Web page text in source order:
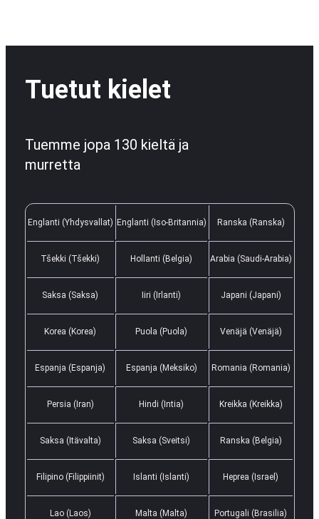
Tuetut kielet
Tuemme jopa 130 kieltä ja
murretta
Englanti (Yhdysvallat) Englanti (Iso-Britannia) Ranska (Ranska)
Tšekki (Tšekki) Hollanti (Belgia) Arabia (Saudi-Arabia)
Saksa (Saksa) Iiri (Irlanti) Japani (Japani)
Korea (Korea) Puola (Puola) Venäjä (Venäjä)
Espanja (Espanja) Espanja (Meksiko) Romania (Romania)
Persia (Iran) Hindi (Intia) Kreikka (Kreikka)
Saksa (Itävalta) Saksa (Sveitsi) Ranska (Belgia)
Filipino (Filippiinit) Islanti (Islanti) Heprea (Israel)
Lao (Laos) Malta (Malta) Portugali (Brasilia)